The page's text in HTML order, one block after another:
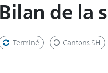
Bilan de la
Terminé Cantons SH